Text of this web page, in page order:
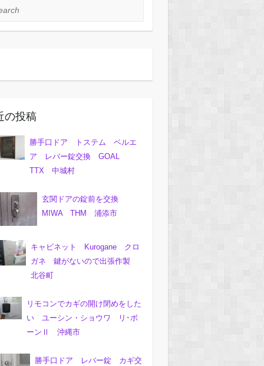
の投稿
勝手口ドア トステム ベルエ
ア レバー錠交換 GOAL
TTX 中城村
玄関ドアの錠前を交換
MIWA THM 浦添市
キャビネット Kurogane クロ
ガネ 鍵がないので出張作製
北谷町
リモコンでカギの開け閉めをした
い ユーシン・ショウワ リ･ボ
ーンⅡ 沖縄市
勝手口ドア レバー錠 カギ交